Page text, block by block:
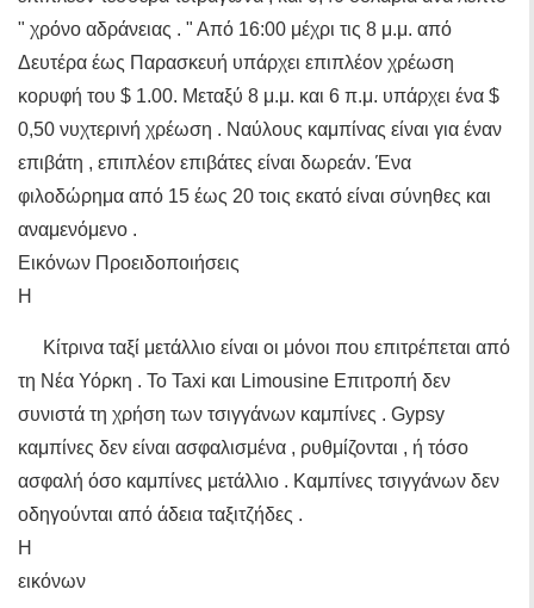
" χρόνο αδράνειας . " Από 16:00 μέχρι τις 8 μ.μ. από
Δευτέρα έως Παρασκευή υπάρχει επιπλέον χρέωση
κορυφή του $ 1.00. Μεταξύ 8 μ.μ. και 6 π.μ. υπάρχει ένα $
0,50 νυχτερινή χρέωση . Ναύλους καμπίνας είναι για έναν
επιβάτη , επιπλέον επιβάτες είναι δωρεάν. Ένα
φιλοδώρημα από 15 έως 20 τοις εκατό είναι σύνηθες και
αναμενόμενο .
Εικόνων Προειδοποιήσεις
Η
Κίτρινα ταξί μετάλλιο είναι οι μόνοι που επιτρέπεται από
τη Νέα Υόρκη . Το Taxi και Limousine Επιτροπή δεν
συνιστά τη χρήση των τσιγγάνων καμπίνες . Gypsy
καμπίνες δεν είναι ασφαλισμένα , ρυθμίζονται , ή τόσο
ασφαλή όσο καμπίνες μετάλλιο . Καμπίνες τσιγγάνων δεν
οδηγούνται από άδεια ταξιτζήδες .
Η
εικόνων